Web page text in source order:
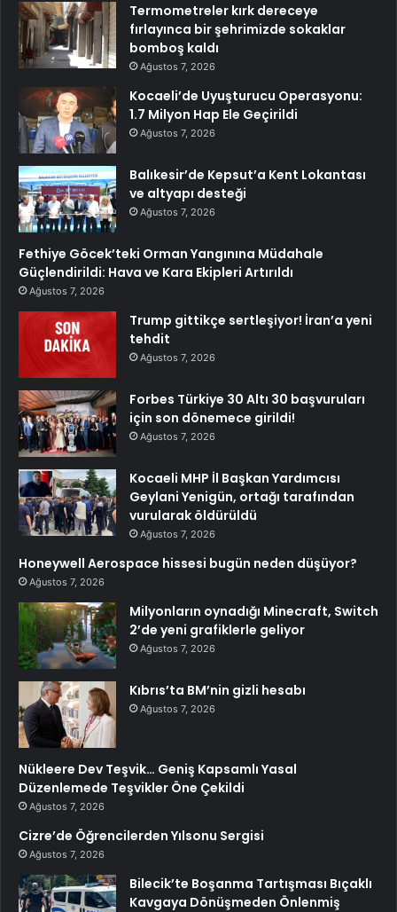
Termometreler kırk dereceye
fırlayınca bir şehrimizde sokaklar
bomboş kaldı
Ağustos 7, 2026
Kocaeli’de Uyuşturucu Operasyonu:
1.7 Milyon Hap Ele Geçirildi
Ağustos 7, 2026
Balıkesir’de Kepsut’a Kent Lokantası
ve altyapı desteği
Ağustos 7, 2026
Fethiye Göcek’teki Orman Yangınına Müdahale
Güçlendirildi: Hava ve Kara Ekipleri Artırıldı
Ağustos 7, 2026
Trump gittikçe sertleşiyor! İran’a yeni
tehdit
Ağustos 7, 2026
Forbes Türkiye 30 Altı 30 başvuruları
için son dönemece girildi!
Ağustos 7, 2026
Kocaeli MHP İl Başkan Yardımcısı
Geylani Yenigün, ortağı tarafından
vurularak öldürüldü
Ağustos 7, 2026
Honeywell Aerospace hissesi bugün neden düşüyor?
Ağustos 7, 2026
Milyonların oynadığı Minecraft, Switch
2’de yeni grafiklerle geliyor
Ağustos 7, 2026
Kıbrıs’ta BM’nin gizli hesabı
Ağustos 7, 2026
Nükleere Dev Teşvik… Geniş Kapsamlı Yasal
Düzenlemede Teşvikler Öne Çekildi
Ağustos 7, 2026
Cizre’de Öğrencilerden Yılsonu Sergisi
Ağustos 7, 2026
Bilecik’te Boşanma Tartışması Bıçaklı
Kavgaya Dönüşmeden Önlenmiş